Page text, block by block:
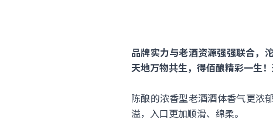
品牌实力与老酒资源强强联合，
天地万物共生，得佰酿精彩一生
陈酿的浓香型老酒酒体香气更浓
溢，入口更加顺滑、绵柔。